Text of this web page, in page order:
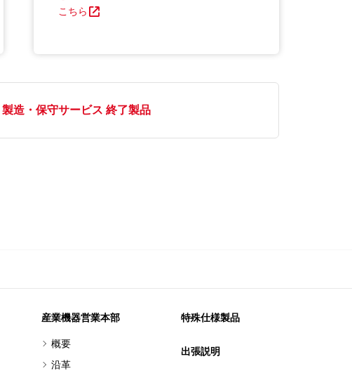
こちら
製造・保守サービス 終了製品
産業機器営業本部
概要
沿革
特殊仕様製品
出張説明